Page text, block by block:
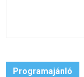
Programajánló